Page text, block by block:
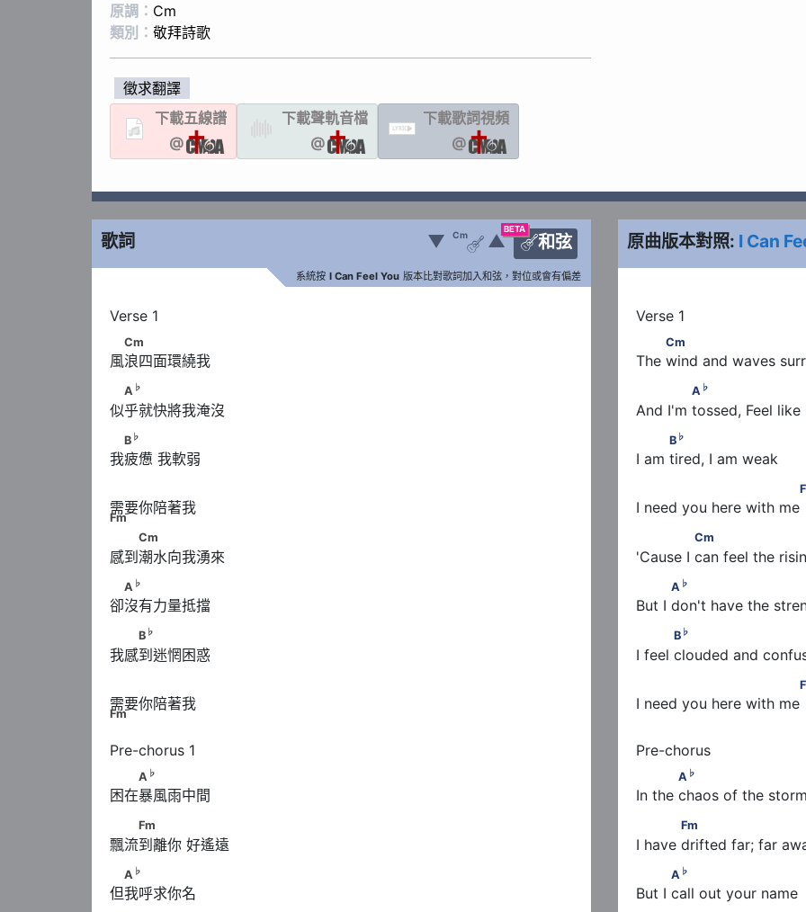
原調： Cm
類別： 敬拜詩歌
徵求翻譯
下載五線譜
@
下載聲軌音檔
@
LYRIC
下載歌詞視頻
@
歌詞
BETA
和弦
▼ Cm
 ▲ 原曲版本對照: I Can
系統按 I Can Feel You 版本比對歌詞加入和弦，對位或會有偏差
Cm
Cm
風浪四面環繞我
A ♭
A ♭
似乎就快將我淹沒
B ♭
B ♭
我疲憊 我軟弱
Fm
需要你陪著我
Cm
Cm
感到潮水向我湧來
A ♭
A ♭
卻沒有力量抵擋
B ♭
B ♭
我感到迷惘困惑
Fm
需要你陪著我
A ♭
A ♭
困在暴風雨中間
Fm
Fm
飄流到離你 好遙遠
A ♭
A ♭
但我呼求你名
Cm
Cm
The wind and waves
A♭
A ♭
And I'm tossed, Feel
B
B ♭
I am tired, I am weak
I need you here with me
Cm
Cm
'Cause I can feel the
A
A ♭
But I don't have the
B
B ♭
I feel clouded and
I need you here with me
A
A ♭
In the chaos of the storm
Fm
Fm
I have drifted far; far
A
A ♭
But I call out your name